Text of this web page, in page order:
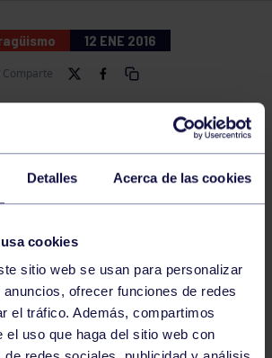
Detalles Acerca de las cookies
cookies
sitio web se usan para personalizar
ofrecer funciones de redes
el tráfico. Además, compartimos
el uso que haga del sitio web con
12 ENE 2016
Comparte